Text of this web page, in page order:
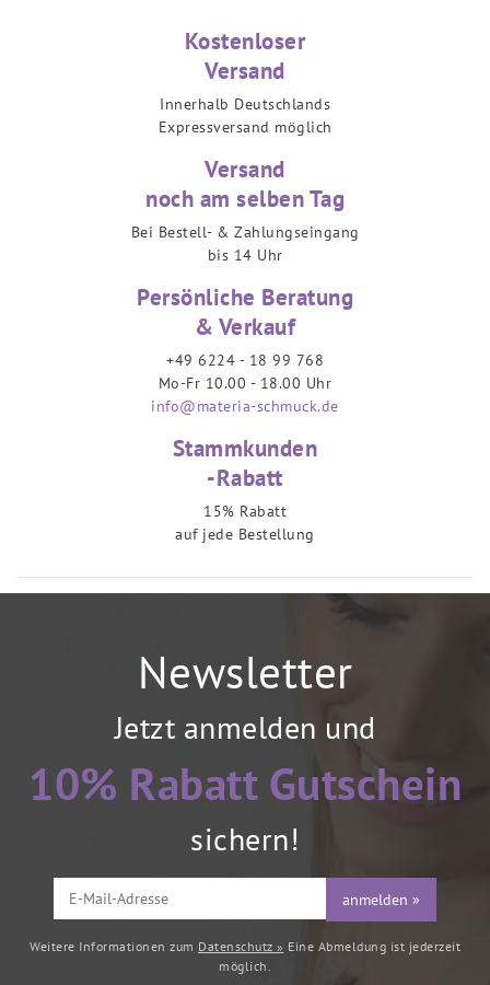
Kostenloser
Versand
Innerhalb Deutschlands
Expressversand möglich
Versand
noch am selben Tag
Bei Bestell- & Zahlungseingang
bis 14 Uhr
Persönliche Beratung
& Verkauf
+49 6224 - 18 99 768
Mo-Fr 10.00 - 18.00 Uhr
info@materia-schmuck.de
Stammkunden
-Rabatt
15% Rabatt
auf jede Bestellung
Newsletter
Jetzt anmelden und
10% Rabatt Gutschein
sichern!
anmelden »
Weitere Informationen zum Datenschutz » Eine Abmeldung ist jederzeit
möglich.